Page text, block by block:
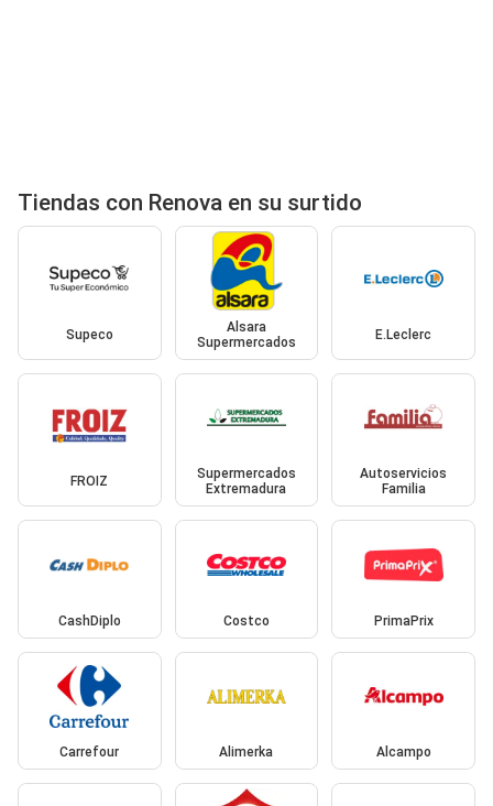
Tiendas con Renova en su surtido
Supeco
Alsara
Supermercados
E.Leclerc
FROIZ
Supermercados
Extremadura
Autoservicios
Familia
CashDiplo Costco PrimaPrix
Carrefour Alimerka Alcampo